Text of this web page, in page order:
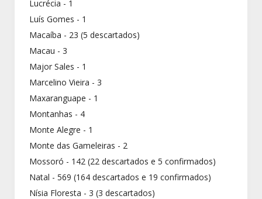
Lucrécia - 1
Luís Gomes - 1
Macaíba - 23 (5 descartados)
Macau - 3
Major Sales - 1
Marcelino Vieira - 3
Maxaranguape - 1
Montanhas - 4
Monte Alegre - 1
Monte das Gameleiras - 2
Mossoró - 142 (22 descartados e 5 confirmados)
Natal - 569 (164 descartados e 19 confirmados)
Nísia Floresta - 3 (3 descartados)